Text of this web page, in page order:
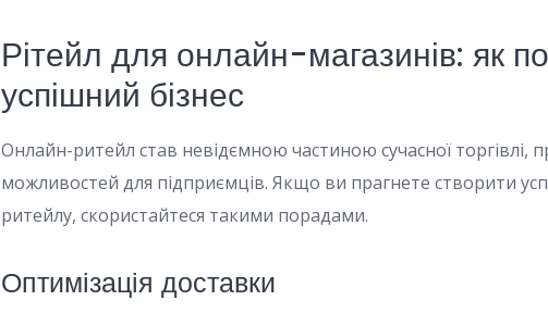
Рітейл для онлайн-магазинів: як
успішний бізнес
Онлайн-ритейл став невідємною частиною сучасної торгівлі,
можливостей для підприємців. Якщо ви прагнете створити
ритейлу, скористайтеся такими порадами.
Оптимізація доставки